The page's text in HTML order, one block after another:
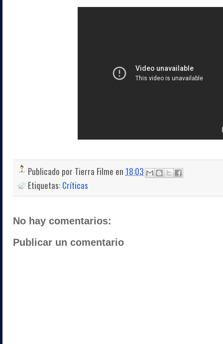
Publicado por Tierra Filme en 18:03
Etiquetas: Críticas
No hay comentarios:
Publicar un comentario